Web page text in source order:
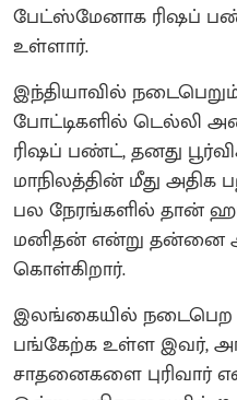
பேட்ஸ்மேனாக ரிஷப்
உள்ளார்.
இந்தியாவில்
போட்டிகளில் டெல்லி
ரிஷப் பண்ட், தனது
மாநிலத்தின் மீது அதிக
பல நேரங்களில் தான்
மனிதன் என்று தன்னை
கொள்கிறார்.
இலங்கையில்
பங்கேற்க உள்ள இவர்,
சாதனைகளை புரிவார்